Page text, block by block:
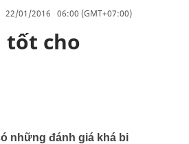
22/01/2016 06:00 (GMT+07:00)
tốt cho
những đánh giá khá bi